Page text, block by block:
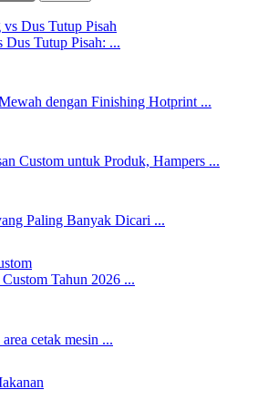
Dus Tutup Pisah: ...
dengan Finishing Hotprint ...
Custom untuk Produk, Hampers ...
Paling Banyak Dicari ...
Tahun 2026 ...
cetak mesin ...